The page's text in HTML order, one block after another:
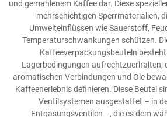
und gemahlenem Kaffee dar. Diese
mehrschichtigen Sperrmaterialien,
Umwelteinflüssen wie Sauerstoff,
Temperaturschwankungen schützen.
Kaffeeverpackungsbeuteln
Lagerbedingungen aufrechtzuerhalten,
aromatischen Verbindungen und Öle
Kaffeenerlebnis definieren. Diese Beutel
Ventilsystemen ausgestattet – in
Entgasungsventilen –, die es dem